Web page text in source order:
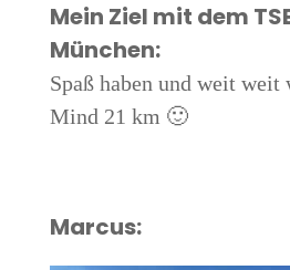
Mein Ziel mit dem
München:
Spaß haben und weit
Mind 21 km 🙂
Mar­cus: